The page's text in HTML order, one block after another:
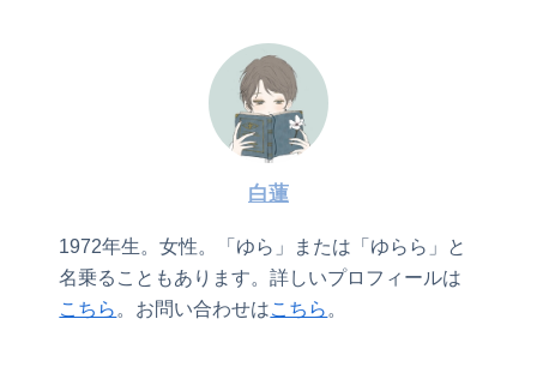
白蓮
1972年生。女性。「ゆら」または「ゆらら」と
名乗ることもあります。詳しいプロフィールは
こちら。お問い合わせはこちら。